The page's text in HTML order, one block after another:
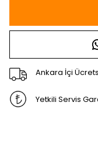
Ankara İçi
Yetkili Servis